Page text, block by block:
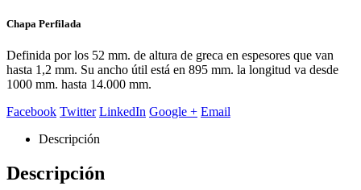
Chapa Perfilada
Definida por los 52 mm. de altura de greca en espesores que van
hasta 1,2 mm. Su ancho útil está en 895 mm. la longitud va desde
1000 mm. hasta 14.000 mm.
Facebook Twitter LinkedIn Google + Email
Descripción
Descripción